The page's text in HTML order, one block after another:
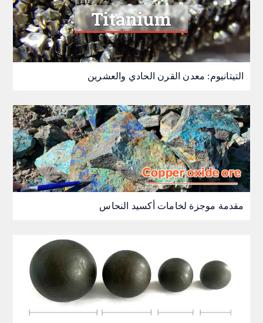
التيتانيوم: معدن القرن الحادي والعشرين
مقدمة موجزة لخامات أكسيد النحاس